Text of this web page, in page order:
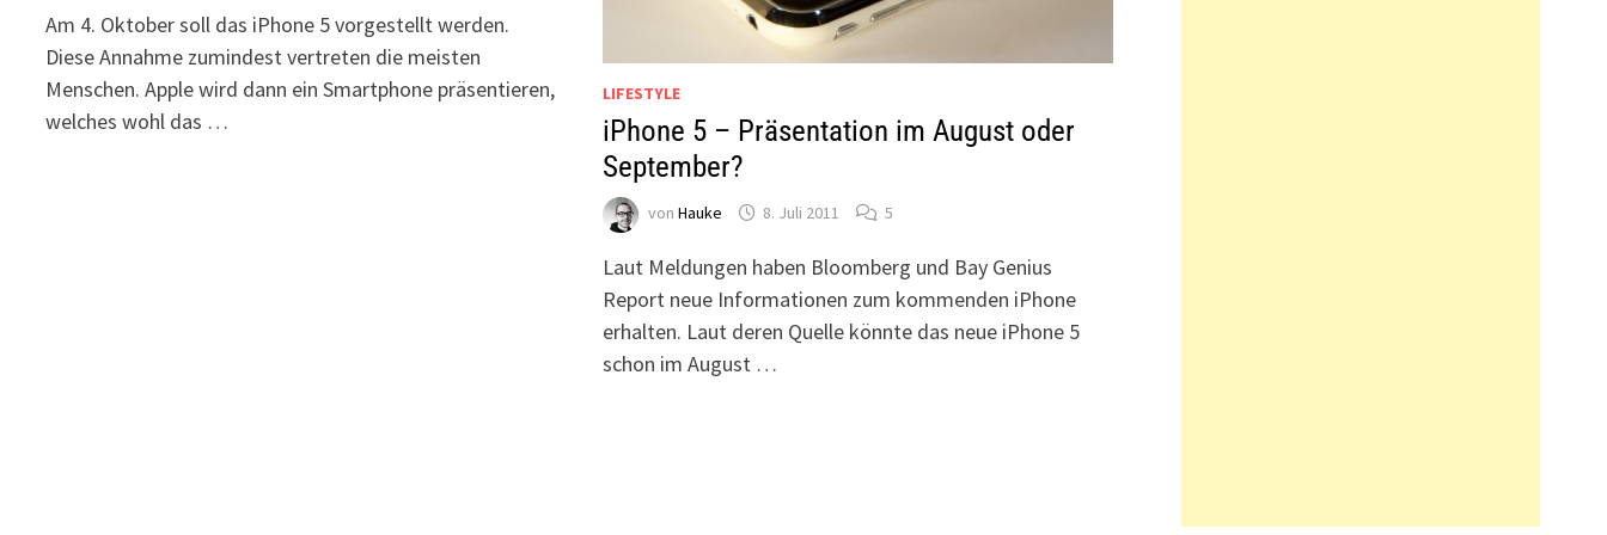
Am 4. Oktober soll das iPhone 5 vorgestellt werden.
Diese Annahme zumindest vertreten die meisten
Menschen. Apple wird dann ein Smartphone präsentieren,
welches wohl das …
LIFESTYLE
iPhone 5 – Präsentation im August oder
September?
von Hauke 8. Juli 2011 5
Laut Meldungen haben Bloomberg und Bay Genius
Report neue Informationen zum kommenden iPhone
erhalten. Laut deren Quelle könnte das neue iPhone 5
schon im August …